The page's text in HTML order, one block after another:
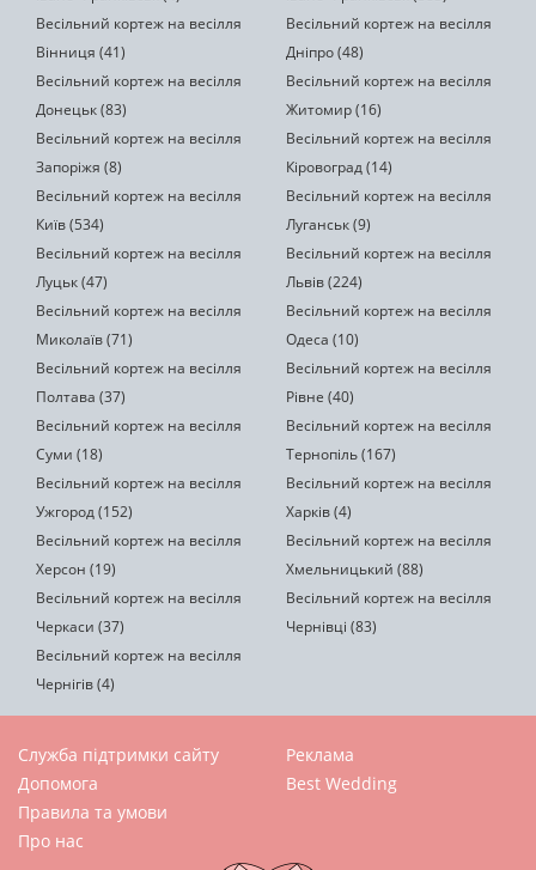
Весільний кортеж на весілля
Вінниця (41)
Весільний кортеж на весілля
Дніпро (48)
Весільний кортеж на весілля
Донецьк (83)
Весільний кортеж на весілля
Житомир (16)
Весільний кортеж на весілля
Запоріжя (8)
Весільний кортеж на весілля
Кіровоград (14)
Весільний кортеж на весілля
Київ (534)
Весільний кортеж на весілля
Луганськ (9)
Весільний кортеж на весілля
Луцьк (47)
Весільний кортеж на весілля
Львів (224)
Весільний кортеж на весілля
Миколаїв (71)
Весільний кортеж на весілля
Одеса (10)
Весільний кортеж на весілля
Полтава (37)
Весільний кортеж на весілля
Рівне (40)
Весільний кортеж на весілля
Суми (18)
Весільний кортеж на весілля
Тернопіль (167)
Весільний кортеж на весілля
Ужгород (152)
Весільний кортеж на весілля
Харків (4)
Весільний кортеж на весілля
Херсон (19)
Весільний кортеж на весілля
Хмельницький (88)
Весільний кортеж на весілля
Черкаси (37)
Весільний кортеж на весілля
Чернівці (83)
Весільний кортеж на весілля
Чернігів (4)
Служба підтримки сайту
Допомога
Правила та умови
Про нас
Реклама
Best Wedding